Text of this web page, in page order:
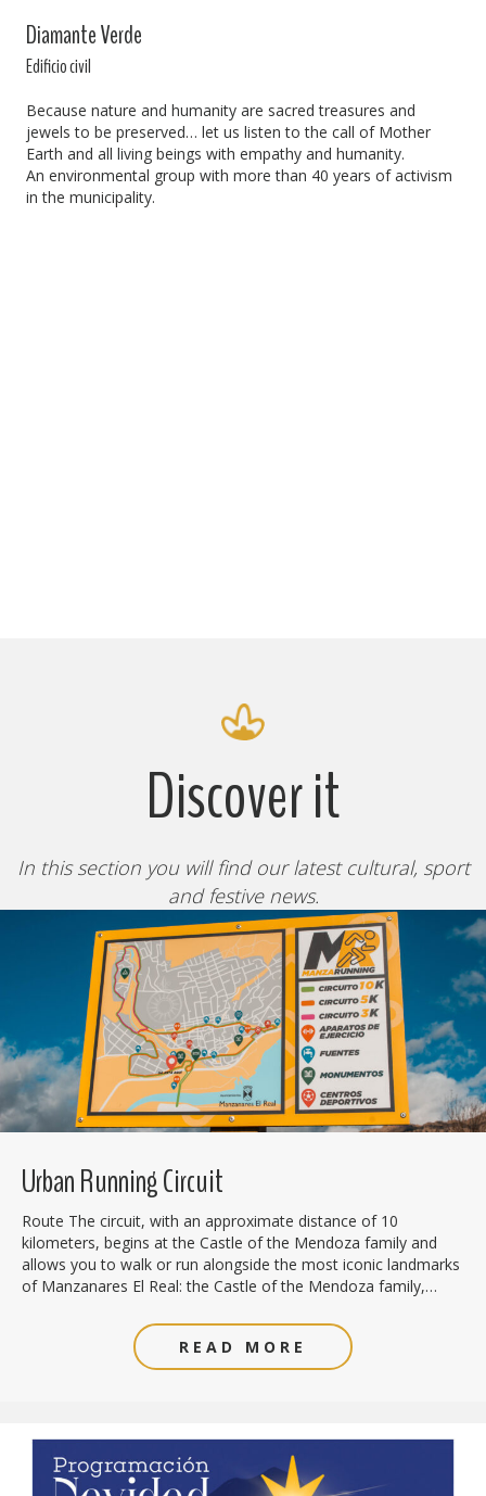
Diamante Verde
Edificio civil
Because nature and humanity are sacred treasures and
jewels to be preserved… let us listen to the call of Mother
Earth and all living beings with empathy and humanity.
An environmental group with more than 40 years of activism
in the municipality.
Discover it
In this section you will find our latest cultural, sport
and festive news.
Urban Running Circuit
Route The circuit, with an approximate distance of 10
kilometers, begins at the Castle of the Mendoza family and
allows you to walk or run alongside the most iconic landmarks
of Manzanares El Real: the Castle of the Mendoza family,…
READ MORE